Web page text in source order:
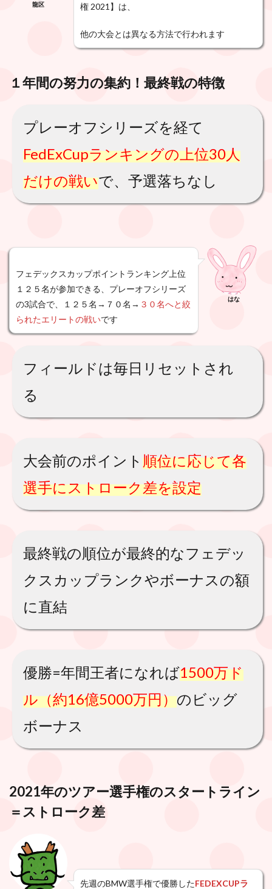
龍区
権 2021】は、
他の大会とは異なる方法で行われます
１年間の努力の集約！最終戦の特徴
プレーオフシリーズを経て
FedExCupランキングの上位30人
だけの戦いで、予選落ちなし
フェデックスカップポイントランキング上位
１２５名が参加できる、プレーオフシリーズ
の3試合で、
１２５名→７０名 → ３ ０名へと絞
られたエリートの戦いです
はな
フィールドは毎日リセットされ
る
大会前のポイント 順位に応じて各
選手にストローク差を設定
最終戦の順位が最終的なフェデッ
クスカップランクやボーナスの額
に直結
優勝=年間王者になれば1500万ド
ル（約16億5000万円）のビッグ
ボーナス
2021年のツアー選手権のスタートライン
＝ストローク差
先週のBMW選手権で優勝したFEDEXCUPラ